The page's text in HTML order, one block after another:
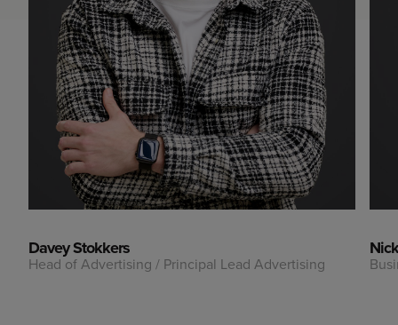
Davey Stokkers
Head of Advertising / Principal Lead Advertising